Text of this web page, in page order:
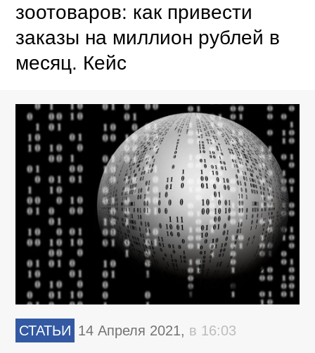
зоотоваров: как привести
заказы на миллион рублей в
месяц. Кейс
СТАТЬИ 14 Апреля 2021, в 16:03